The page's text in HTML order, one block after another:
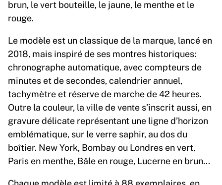
brun, le vert bouteille, le jaune, le menthe et le
rouge.
Le modèle est un classique de la marque, lancé en
2018, mais inspiré de ses montres historiques:
chronographe automatique, avec compteurs de
minutes et de secondes, calendrier annuel,
tachymètre et réserve de marche de 42 heures.
Outre la couleur, la ville de vente s’inscrit aussi, en
gravure délicate représentant une ligne d’horizon
emblématique, sur le verre saphir, au dos du
boîtier. New York, Bombay ou Londres en vert,
Paris en menthe, Bâle en rouge, Lucerne en brun…
Chaque modèle est limité à 88 exemplaires, en